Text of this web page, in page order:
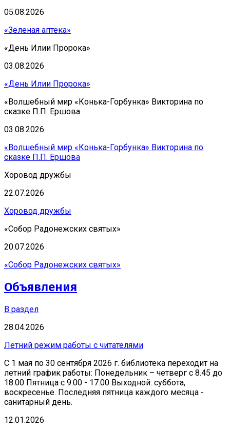
05.08.2026
«Зеленая аптека»
«День Илии Пророка»
03.08.2026
«День Илии Пророка»
«Волшебный мир «Конька-Горбунка» Викторина по
сказке П.П. Ершова
03.08.2026
«Волшебный мир «Конька-Горбунка» Викторина по
сказке П.П. Ершова
Хоровод дружбы
22.07.2026
Хоровод дружбы
«Собор Радонежских святых»
20.07.2026
«Собор Радонежских святых»
Объявления
В раздел
28.04.2026
Летний режим работы с читателями
С 1 мая по 30 сентября 2026 г. библиотека переходит на
летний график работы: Понедельник – четверг с 8.45 до
18.00 Пятница с 9.00 - 17.00 Выходной: суббота,
воскресенье. Последняя пятница каждого месяца -
санитарный день.
12.01.2026